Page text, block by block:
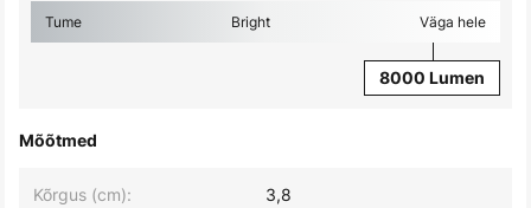
Tume Bright Väga hele
8000 Lumen
Mõõtmed
Kõrgus (cm): 3,8